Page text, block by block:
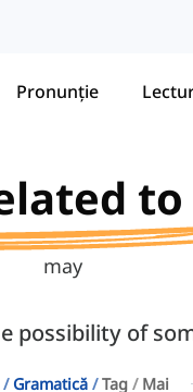
Pronunție
may
possibility of
Gramatică Tag Mai